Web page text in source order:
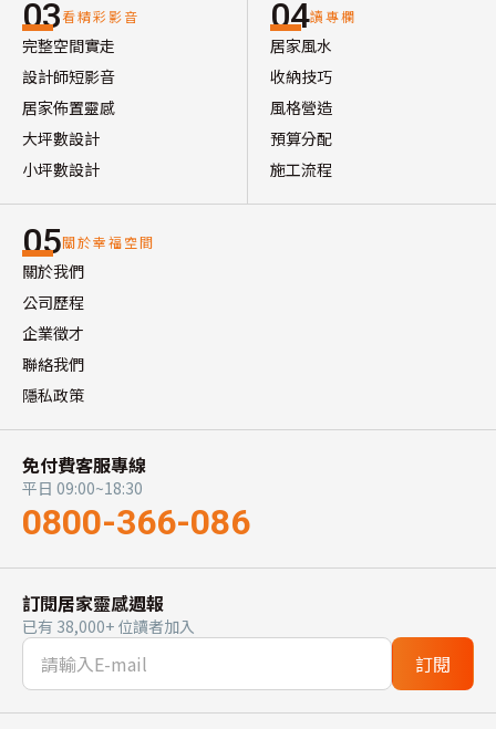
03看精彩影音
完整空間實走
設計師短影音
居家佈置靈感
大坪數設計
小坪數設計
04讀專欄
居家風水
收納技巧
風格營造
預算分配
施工流程
05關於幸福空間
關於我們
公司歷程
企業徵才
聯絡我們
隱私政策
免付費客服專線
平日 09:00~18:30
0800-366-086
訂閱居家靈感週報
已有 38,000+ 位讀者加入
訂閱